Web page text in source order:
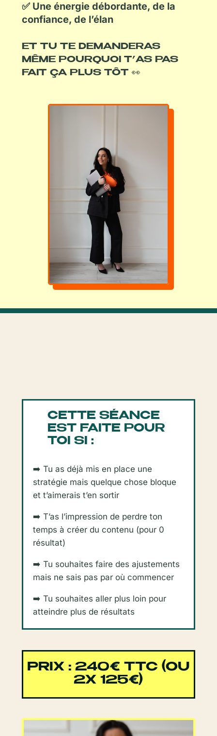
✅ Une énergie débordante, de la
confiance, de l’élan
ET TU TE DEMANDERAS
MÊME POURQUOI T’AS PAS
FAIT ÇA PLUS TÔT 👀
CETTE SÉANCE
EST FAITE POUR
TOI SI :
➡️ Tu as déjà mis en place une
stratégie mais quelque chose bloque
et t’aimerais t’en sortir
➡️ T’as l’impression de perdre ton
temps à créer du contenu (pour 0
résultat)
➡️ Tu souhaites faire des ajustements
mais ne sais pas par où commencer
➡️ Tu souhaites aller plus loin pour
atteindre plus de résultats
PRIX : 240€ TTC (OU
2X 125€)